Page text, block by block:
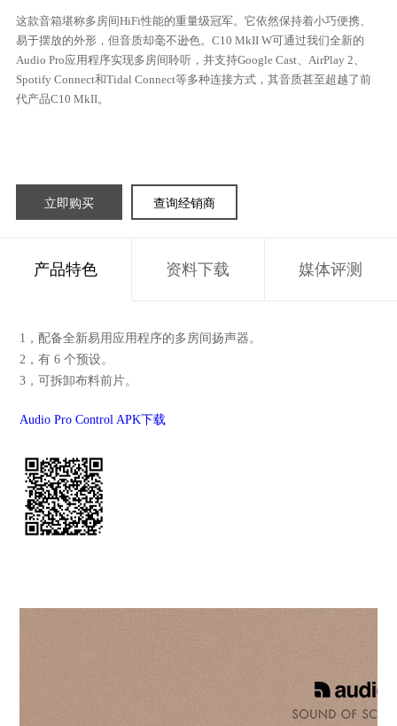
这款音箱堪称多房间HiFi性能的重量级冠军。它依然保持着小巧便携、
易于摆放的外形，但音质却毫不逊色。C10 MkII W可通过我们全新的
Audio Pro应用程序实现多房间聆听，并支持Google Cast、AirPlay 2、
Spotify Connect和Tidal Connect等多种连接方式，其音质甚至超越了前
代产品C10 MkII。
立即购买 查询经销商
产品特色 资料下载 媒体评测
1，配备全新易用应用程序的多房间扬声器。
2，有 6 个预设。
3，可拆卸布料前片。
Audio Pro Control APK下载